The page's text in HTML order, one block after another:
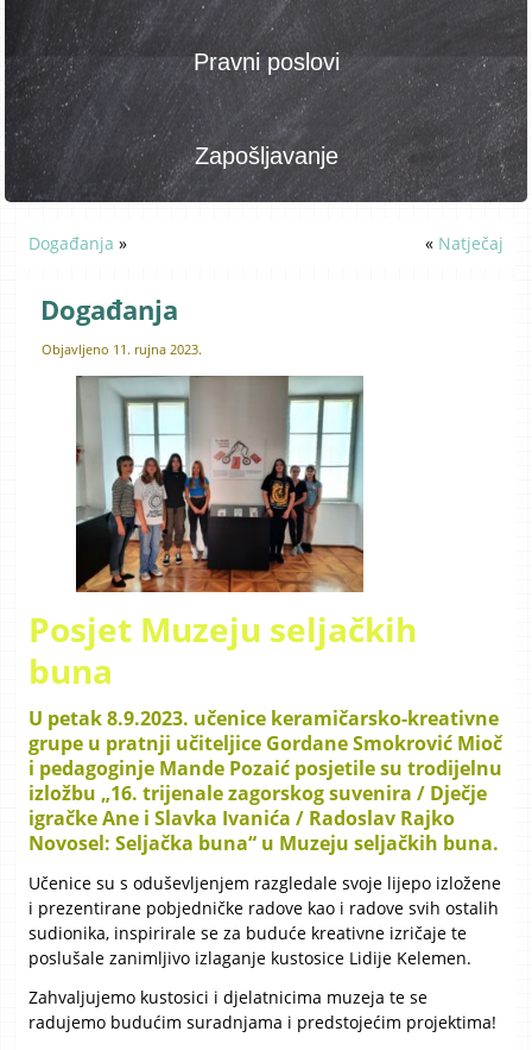
Pravni poslovi
Zapošljavanje
Događanja » « Natječaj
Događanja
Objavljeno 11. rujna 2023.
Posjet Muzeju seljačkih
buna
U petak 8.9.2023. učenice keramičarsko-kreativne
grupe u pratnji učiteljice Gordane Smokrović Mioč
i pedagoginje Mande Pozaić posjetile su trodijelnu
izložbu „16. trijenale zagorskog suvenira / Dječje
igračke Ane i Slavka Ivanića / Radoslav Rajko
Novosel: Seljačka buna“ u Muzeju seljačkih buna.
Učenice su s oduševljenjem razgledale svoje lijepo izložene
i prezentirane pobjedničke radove kao i radove svih ostalih
sudionika, inspirirale se za buduće kreativne izričaje te
poslušale zanimljivo izlaganje kustosice Lidije Kelemen.
Zahvaljujemo kustosici i djelatnicima muzeja te se
radujemo budućim suradnjama i predstojećim projektima!